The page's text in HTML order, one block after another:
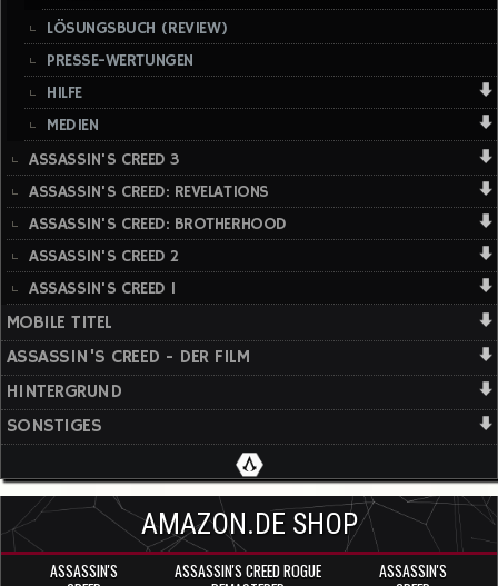
LÖSUNGSBUCH (REVIEW)
PRESSE-WERTUNGEN
HILFE
MEDIEN
ASSASSIN'S CREED 3
ASSASSIN'S CREED: REVELATIONS
ASSASSIN'S CREED: BROTHERHOOD
ASSASSIN'S CREED 2
ASSASSIN'S CREED 1
MOBILE TITEL
ASSASSIN'S CREED - DER FILM
HINTERGRUND
SONSTIGES
AMAZON.DE SHOP
ASSASSIN'S
ASSASSIN'S CREED ROGUE
ASSASSIN'S